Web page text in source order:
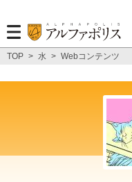
TOP > 水 > Webコンテンツ